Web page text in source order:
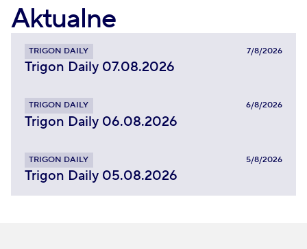
Aktualne
TRIGON DAILY 7/8/2026
Trigon Daily 07.08.2026
TRIGON DAILY 6/8/2026
Trigon Daily 06.08.2026
TRIGON DAILY 5/8/2026
Trigon Daily 05.08.2026